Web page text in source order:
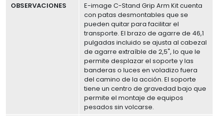
OBSERVACIONES
E-image C-Stand Grip Arm Kit cuenta
con patas desmontables que se
pueden quitar para facilitar el
transporte. El brazo de agarre de 46,1
pulgadas incluido se ajusta al cabezal
de agarre extraíble de 2,5", lo que le
permite desplazar el soporte y las
banderas o luces en voladizo fuera
del camino de la acción. El soporte
tiene un centro de gravedad bajo que
permite el montaje de equipos
pesados sin volcarse.